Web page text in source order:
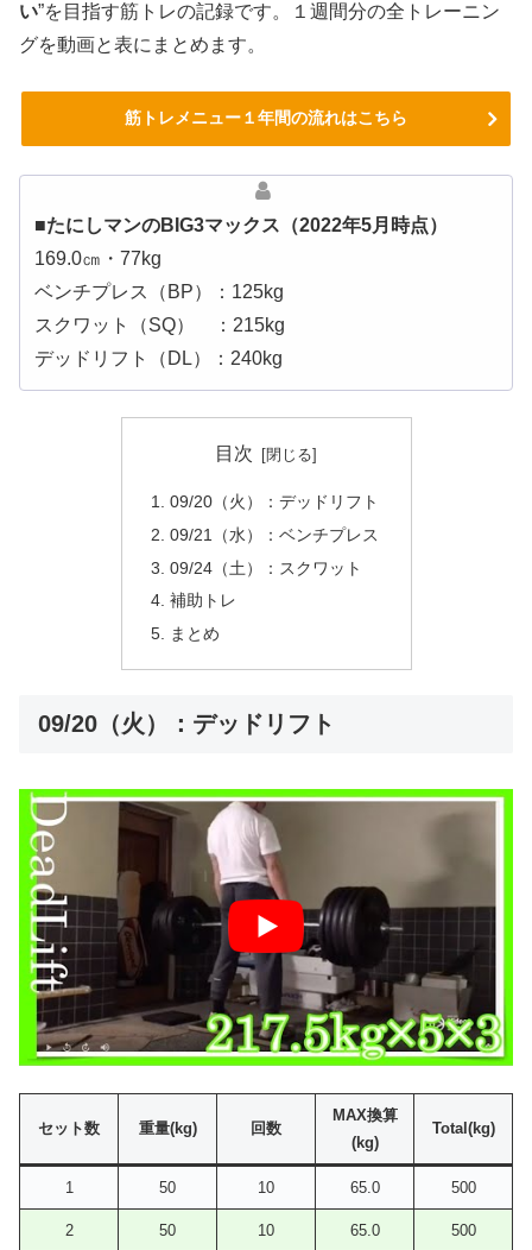
い”を目指す筋トレの記録です。１週間分の全トレーニン
グを動画と表にまとめます。
筋トレメニュー１年間の流れはこちら
■たにしマンのBIG3マックス（2022年5月時点）
169.0㎝・77kg
ベンチプレス（BP）：125kg
スクワット（SQ） ：215kg
デッドリフト（DL）：240kg
目次
09/20（火）：デッドリフト
09/21（水）：ベンチプレス
09/24（土）：スクワット
補助トレ
まとめ
09/20（火）：デッドリフト
セット数 重量(kg) 回数
MAX換算
(kg)
Total(kg)
1 50 10 65.0 500
2 50 10 65.0 500